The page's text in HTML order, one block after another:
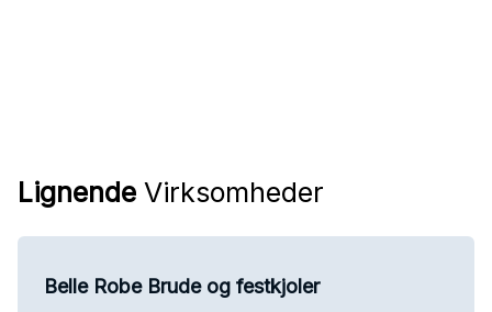
Lignende Virksomheder
Belle Robe Brude og festkjoler